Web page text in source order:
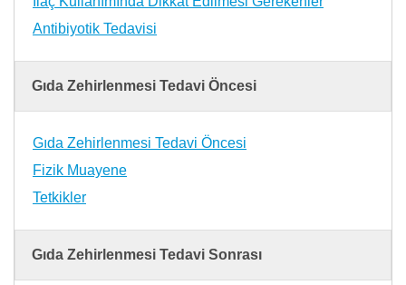
Antibiyotik Tedavisi
Gıda Zehirlenmesi Tedavi Öncesi
Gıda Zehirlenmesi Tedavi Öncesi
Fizik Muayene
Tetkikler
Gıda Zehirlenmesi Tedavi Sonrası